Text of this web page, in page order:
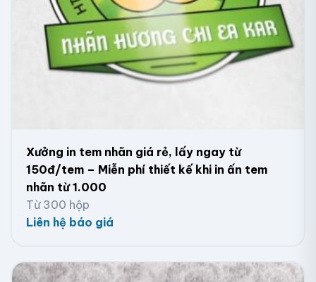
không làm chắn ánh sáng mà chỉ giảm đến 30% ánh
Xưởng in tem nhãn giá rẻ, lấy ngay từ
150đ/tem – Miễn phí thiết kế khi in ấn tem
nhãn từ 1.000
Từ 300 hộp
Liên hệ báo giá